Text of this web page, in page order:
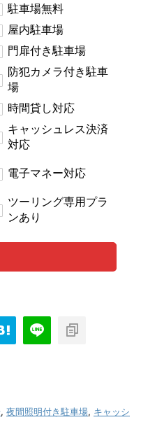
駐車場無料
屋内駐車場
門扉付き駐車場
防犯カメラ付き駐車
場
時間貸し対応
キャッシュレス決済
対応
電子マネー対応
ツーリング専用プラ
ンあり
, 夜間照明付き駐車場, キャッシ